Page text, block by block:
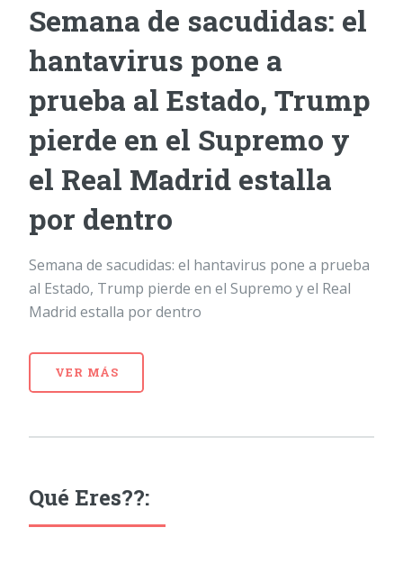
Semana de sacudidas: el
hantavirus pone a
prueba al Estado, Trump
pierde en el Supremo y
el Real Madrid estalla
por dentro
Semana de sacudidas: el hantavirus pone a prueba
al Estado, Trump pierde en el Supremo y el Real
Madrid estalla por dentro
VER MÁS
Qué Eres??: